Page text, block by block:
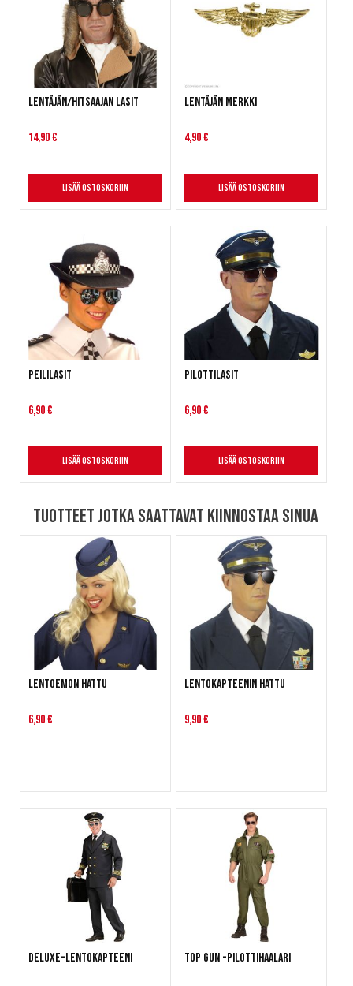
Lentäjän/hitsaajan lasit
14,90 €
Lisää ostoskoriin
Lentäjän merkki
4,90 €
Lisää ostoskoriin
Peililasit
6,90 €
Lisää ostoskoriin
Pilottilasit
6,90 €
Lisää ostoskoriin
Tuotteet jotka saattavat kiinnostaa sinua
Lentoemon hattu
6,90 €
Lentokapteenin hattu
9,90 €
Deluxe-Lentokapteeni Top Gun -pilottihaalari